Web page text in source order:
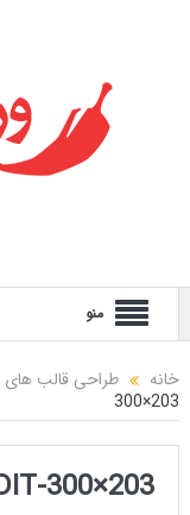
منو
خانه طراحی قالب
300×203
300×203